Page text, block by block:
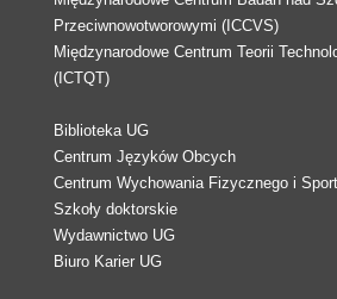
Przeciwnowotworowymi (ICCVS)
Międzynarodowe Centrum Teorii
(ICTQT)
Biblioteka UG
Centrum Języków Obcych
Centrum Wychowania Fizycznego i
Szkoły doktorskie
Wydawnictwo UG
Biuro Karier UG